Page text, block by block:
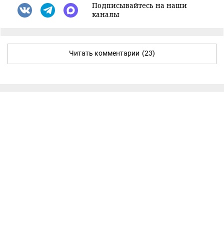
Подписывайтесь на наши
каналы
Читать комментарии (23)